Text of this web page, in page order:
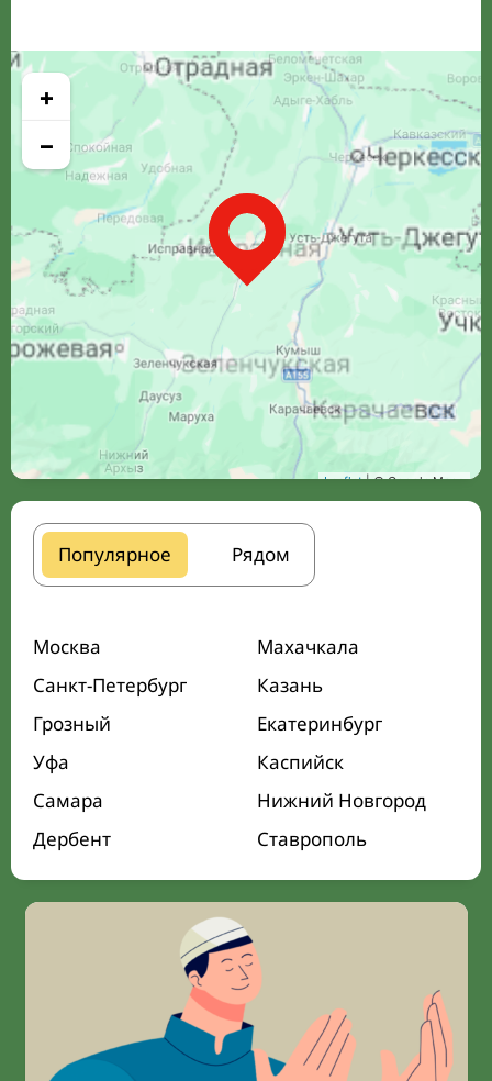
+
−
Leaflet| © Google Maps
Популярное Рядом
Москва
Махачкала
Санкт-Петербург
Казань
Грозный
Екатеринбург
Уфа
Каспийск
Самара
Нижний Новгород
Дербент
Ставрополь